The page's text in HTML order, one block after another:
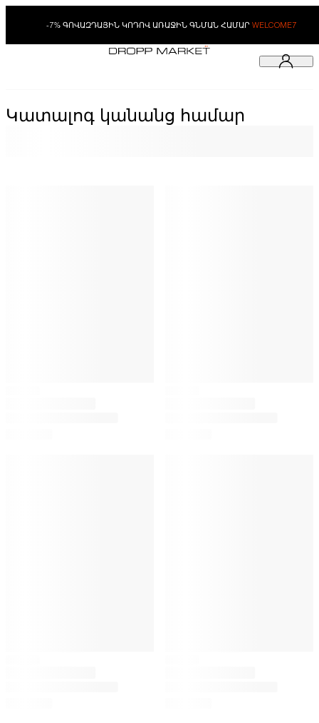
-7% ԳՈՎԱԶԴԱՅԻՆ ԿՈԴՈՎ ԱՌԱՋԻՆ ԳՆՄԱՆ ՀԱՄԱՐ WELCOME7
Կատալոգ կանանց համար